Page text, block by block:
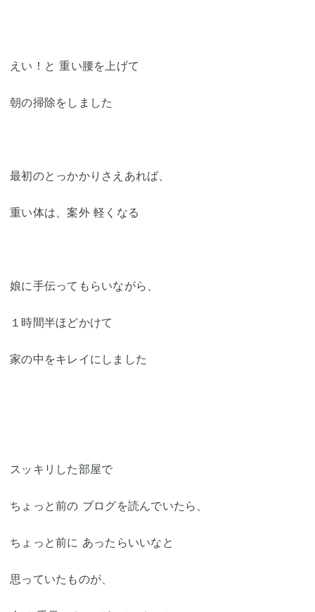
えい！と 重い腰を上げて
朝の掃除をしました
最初のとっかかりさえあれば、
重い体は、案外 軽くなる
娘に手伝ってもらいながら、
１時間半ほどかけて
家の中をキレイにしました
スッキリした部屋で
ちょっと前の ブログを読んでいたら、
ちょっと前に あったらいいなと
思っていたものが、